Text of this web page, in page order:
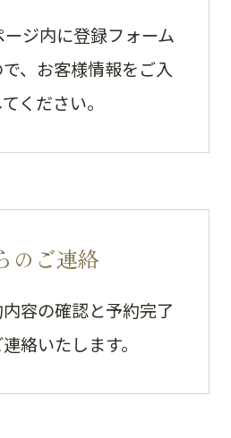
ジ内に登録フォーム
、お客様情報をご入
ください。
のご連絡
容の確認と予約完了
絡いたします。